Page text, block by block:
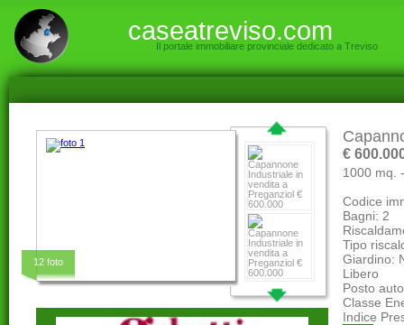
caseatreviso.com
Il portale immobiliare provinciale dedicato a Treviso
12 foto
€
1000 mq.
Codice
Bagni: 2
Tipo
Giardino:
Libero
Posto auto
Classe
Indice